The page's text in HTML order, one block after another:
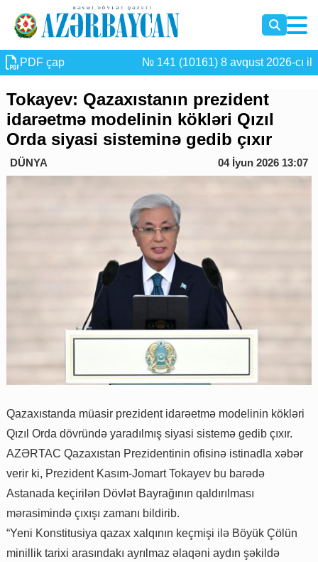
PDF çap № 141 (10161) 8 avqust 2026-cı il
Tokayev: Qazaxıstanın prezident
idarəetmə modelinin kökləri Qızıl
Orda siyasi sisteminə gedib çıxır
DÜNYA 04 İyun 2026 13:07
Qazaxıstanda müasir prezident idarəetmə modelinin kökləri
Qızıl Orda dövründə yaradılmış siyasi sistemə gedib çıxır.
AZƏRTAC Qazaxıstan Prezidentinin ofisinə istinadla xəbər
verir ki, Prezident Kasım-Jomart Tokayev bu barədə
Astanada keçirilən Dövlət Bayrağının qaldırılması
mərasimində çıxışı zamanı bildirib.
“Yeni Konstitusiya qazax xalqının keçmişi ilə Böyük Çölün
minillik tarixi arasındakı ayrılmaz əlaqəni aydın şəkildə